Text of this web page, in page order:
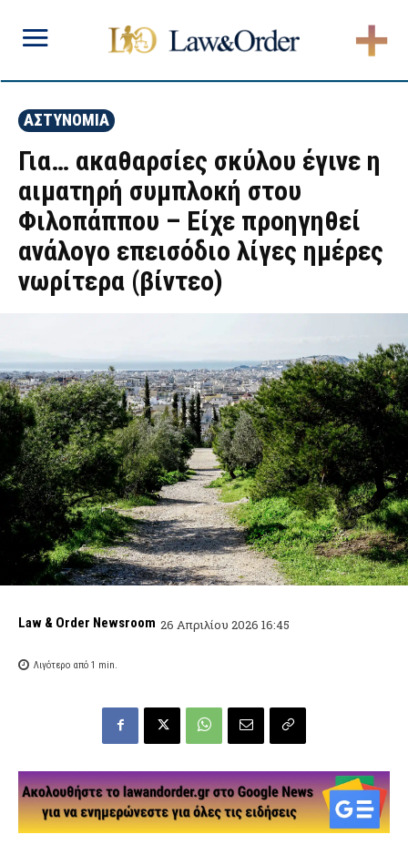
ΑΣΤΥΝΟΜΙΑ
Για… ακαθαρσίες σκύλου έγινε η
αιματηρή συμπλοκή στου
Φιλοπάππου – Είχε προηγηθεί
ανάλογο επεισόδιο λίγες ημέρες
νωρίτερα (βίντεο)
Law & Order Newsroom 26 Απριλίου 2026 16:45
Λιγότερο από 1 min.